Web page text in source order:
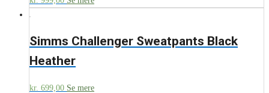
Simms Challenger Sweatpants Black
Heather
kr. 699,00 Se mere